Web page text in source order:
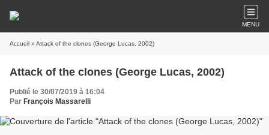
MENU
Accueil » Attack of the clones (George Lucas, 2002)
Attack of the clones (George Lucas, 2002)
Publié le 30/07/2019 à 16:04
Par François Massarelli